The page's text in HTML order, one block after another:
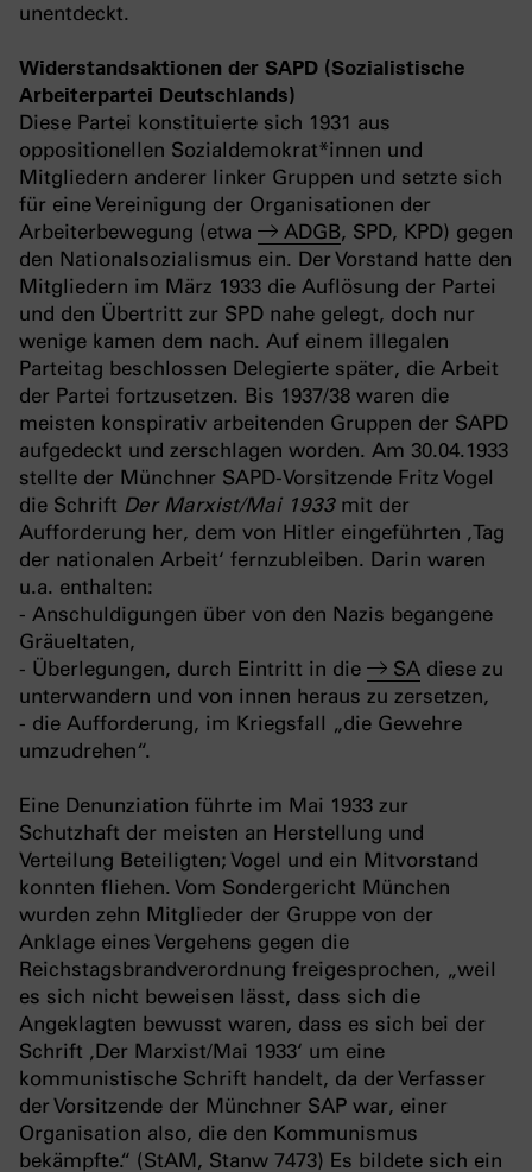
unentdeckt.
Widerstandsaktionen der SAPD (Sozialistische
Arbeiterpartei Deutschlands)
Diese Partei konstituierte sich 1931 aus
oppositionellen Sozialdemokrat*innen und
Mitgliedern anderer linker Gruppen und setzte sich
für eine Vereinigung der Organisationen der
Arbeiterbewegung (etwa
ADGB, SPD, KPD) gegen
den Nationalsozialismus ein. Der Vorstand hatte den
Mitgliedern im März 1933 die Auflösung der Partei
und den Übertritt zur SPD nahe gelegt, doch nur
wenige kamen dem nach. Auf einem illegalen
Parteitag beschlossen Delegierte später, die Arbeit
der Partei fortzusetzen. Bis 1937/38 waren die
meisten konspirativ arbeitenden Gruppen der SAPD
aufgedeckt und zerschlagen worden. Am 30.04.1933
stellte der Münchner SAPD-Vorsitzende Fritz Vogel
die Schrift Der Marxist/Mai 1933mit der
Aufforderung her, dem von Hitler eingeführten ‚Tag
der nationalen Arbeit‘ fernzubleiben. Darin waren
u.a. enthalten:
- Anschuldigungen über von den Nazis begangene
Gräueltaten,
- Überlegungen, durch Eintritt in die
SA diese zu
unterwandern und von innen heraus zu zersetzen,
- die Aufforderung, im Kriegsfall „die Gewehre
umzudrehen“.
Eine Denunziation führte im Mai 1933 zur
Schutzhaft der meisten an Herstellung und
Verteilung Beteiligten; Vogel und ein Mitvorstand
konnten fliehen. Vom Sondergericht München
wurden zehn Mitglieder der Gruppe von der
Anklage eines Vergehens gegen die
Reichstagsbrandverordnung freigesprochen, „weil
es sich nicht beweisen lässt, dass sich die
Angeklagten bewusst waren, dass es sich bei der
Schrift ‚Der Marxist/Mai 1933‘ um eine
kommunistische Schrift handelt, da der Verfasser
der Vorsitzende der Münchner SAP war, einer
Organisation also, die den Kommunismus
bekämpfte.“ (StAM, Stanw 7473) Es bildete sich ein